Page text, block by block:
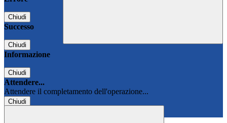
Chiudi
Successo
Chiudi
Informazione
Chiudi
Attendere...
Attendere il completamento dell'operazione...
Chiudi